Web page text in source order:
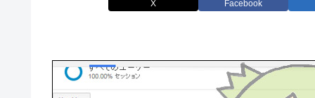
X Facebook